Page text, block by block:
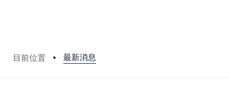
目前位置 最新消息